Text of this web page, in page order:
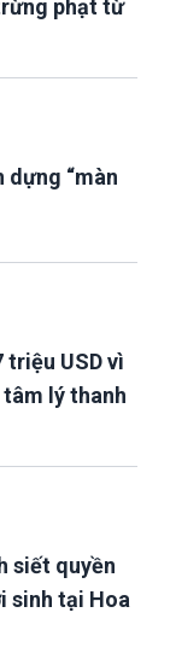
phạt từ
dựng “màn
triệu USD vì
lý thanh
siết quyền
sinh tại Hoa